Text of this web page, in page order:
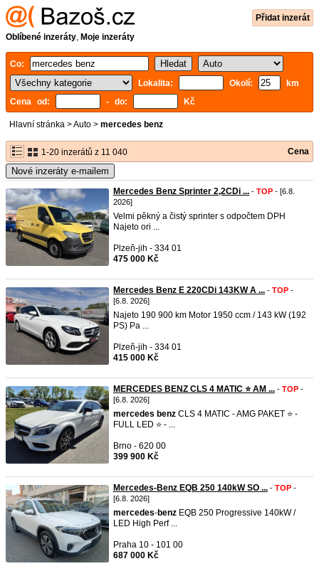
Přidat inzerát
Oblíbené inzeráty, Moje inzeráty
Co:
Lokalita:
Okolí:
km
Cena od:
- do: Kč
Hlavní stránka >Auto > mercedes benz
1-20 inzerátů z 11 040 Cena
Nové inzeráty e-mailem
Mercedes Benz Sprinter 2,2CDi ... - TOP - [6.8.
2026]
Velmi pěkný a čistý sprinter s odpočtem DPH
Najeto ori ...
Plzeň-jih - 334 01
475 000 Kč
Mercedes Benz E 220CDi 143KW A ... - TOP -
[6.8. 2026]
Najeto 190 900 km Motor 1950 ccm / 143 kW (192
PS) Pa ...
Plzeň-jih - 334 01
415 000 Kč
MERCEDES BENZ CLS 4 MATIC ⭐ AM ... - TOP -
[6.8. 2026]
mercedes benz CLS 4 MATIC - AMG PAKET ⭐ -
FULL LED ⭐ - ...
Brno - 620 00
399 900 Kč
Mercedes-Benz EQB 250 140kW SO ... - TOP -
[6.8. 2026]
mercedes-benz EQB 250 Progressive 140kW /
LED High Perf ...
Praha 10 - 101 00
687 000 Kč